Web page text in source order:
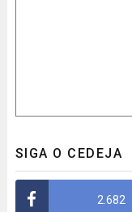
SIGA O CEDEJA
2.682